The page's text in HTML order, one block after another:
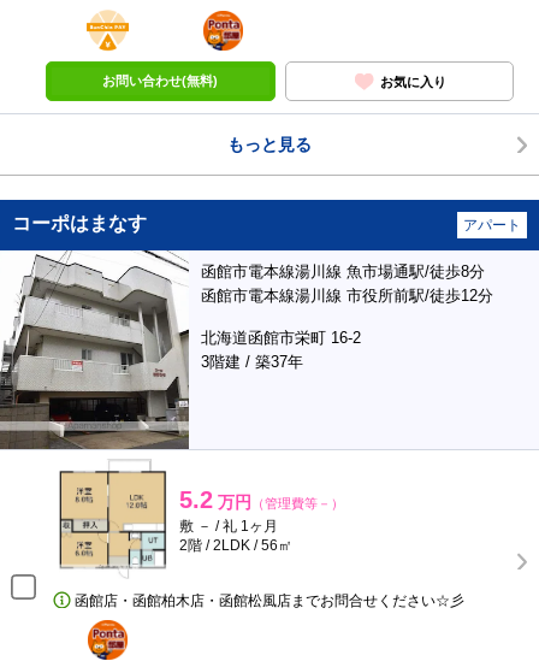
BunChinPAY
ポンタ
部屋
お問い合わせ(無料) お気に入り
もっと見る
コーポはまなす アパート
函館市電本線湯川線 魚市場通駅/徒歩8分
函館市電本線湯川線 市役所前駅/徒歩12分
北海道函館市栄町 16-2
3階建 / 築37年
5.2 万円 （管理費等－）
敷 － / 礼 1ヶ月
2階 / 2LDK / 56㎡
函館店・函館柏木店・函館松風店までお問合せください☆彡
ポンタ
部屋